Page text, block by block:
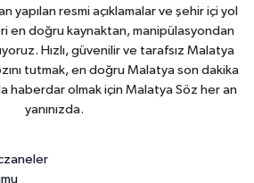
yapılan resmi açıklamalar ve şehir içi yol
en doğru kaynaktan, manipülasyondan
Hızlı, güvenilir ve tarafsız Malatya
tutmak, en doğru Malatya son dakika
haberdar olmak için Malatya Söz her an
yanınızda.